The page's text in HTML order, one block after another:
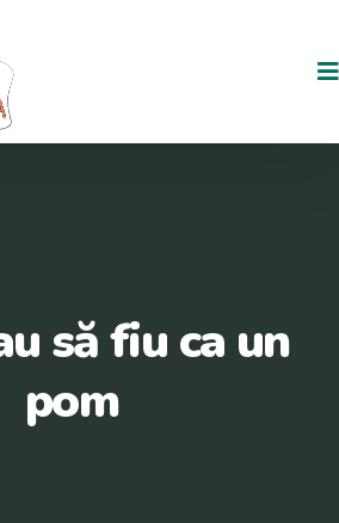
să fiu ca un
pom